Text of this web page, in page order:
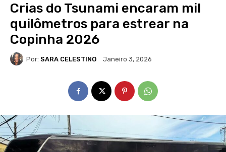
Crias do Tsunami encaram mil
quilômetros para estrear na
Copinha 2026
Por: SARA CELESTINO Janeiro 3, 2026